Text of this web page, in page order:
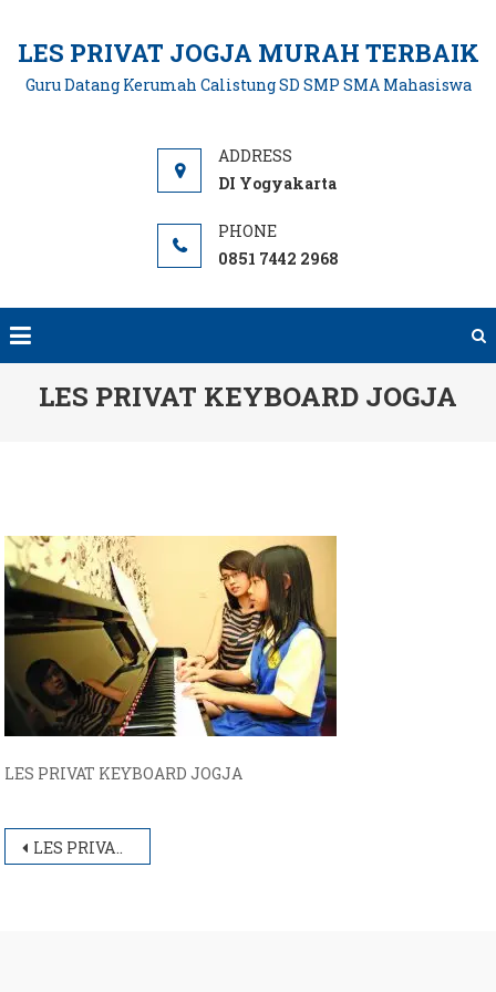
content
LES PRIVAT JOGJA MURAH TERBAIK
Guru Datang Kerumah Calistung SD SMP SMA Mahasiswa
DI Yogyakarta
0851 7442 2968
LES PRIVAT KEYBOARD JOGJA
LES PRIVAT KEYBOARD JOGJA
Post
LES PRIVAT KEYBOARD JOGJA